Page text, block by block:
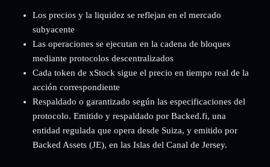
Los precios y la liquidez se reflejan en el mercado
subyacente
Las operaciones se ejecutan en la cadena de bloques
mediante protocolos descentralizados
Cada token de xStock sigue el precio en tiempo real de la
acción correspondiente
Respaldado o garantizado según las especificaciones del
protocolo. Emitido y respaldado por Backed.fi, una
entidad regulada que opera desde Suiza, y emitido por
Backed Assets (JE), en las Islas del Canal de Jersey.